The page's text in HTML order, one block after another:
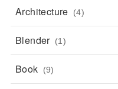
Architecture (4)
Blender (1)
Book (9)